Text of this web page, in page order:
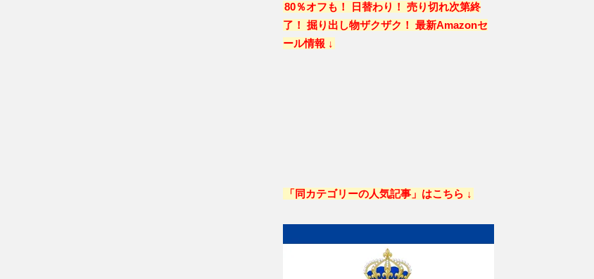
80％オフも！ 日替わり！ 売り切れ次第終
了！ 掘り出し物ザクザク！ 最新Amazonセ
ール情報 ↓
「同カテゴリーの人気記事」はこちら ↓